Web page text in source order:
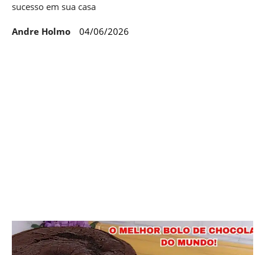
sucesso em sua casa
Andre Holmo 04/06/2026